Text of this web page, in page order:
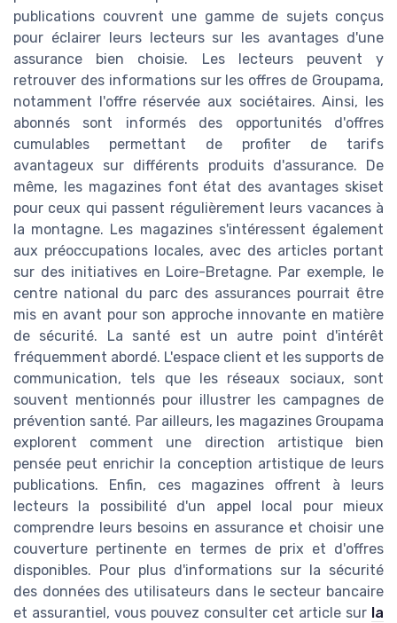
publications couvrent une gamme de sujets conçus
pour éclairer leurs lecteurs sur les avantages d'une
assurance bien choisie. Les lecteurs peuvent y
retrouver des informations sur les offres de Groupama,
notamment l'offre réservée aux sociétaires. Ainsi, les
abonnés sont informés des opportunités d'offres
cumulables permettant de profiter de tarifs
avantageux sur différents produits d'assurance. De
même, les magazines font état des avantages skiset
pour ceux qui passent régulièrement leurs vacances à
la montagne. Les magazines s'intéressent également
aux préoccupations locales, avec des articles portant
sur des initiatives en Loire-Bretagne. Par exemple, le
centre national du parc des assurances pourrait être
mis en avant pour son approche innovante en matière
de sécurité. La santé est un autre point d'intérêt
fréquemment abordé. L'espace client et les supports de
communication, tels que les réseaux sociaux, sont
souvent mentionnés pour illustrer les campagnes de
prévention santé. Par ailleurs, les magazines Groupama
explorent comment une direction artistique bien
pensée peut enrichir la conception artistique de leurs
publications. Enfin, ces magazines offrent à leurs
lecteurs la possibilité d'un appel local pour mieux
comprendre leurs besoins en assurance et choisir une
couverture pertinente en termes de prix et d'offres
disponibles. Pour plus d'informations sur la sécurité
des données des utilisateurs dans le secteur bancaire
et assurantiel, vous pouvez consulter cet article sur la